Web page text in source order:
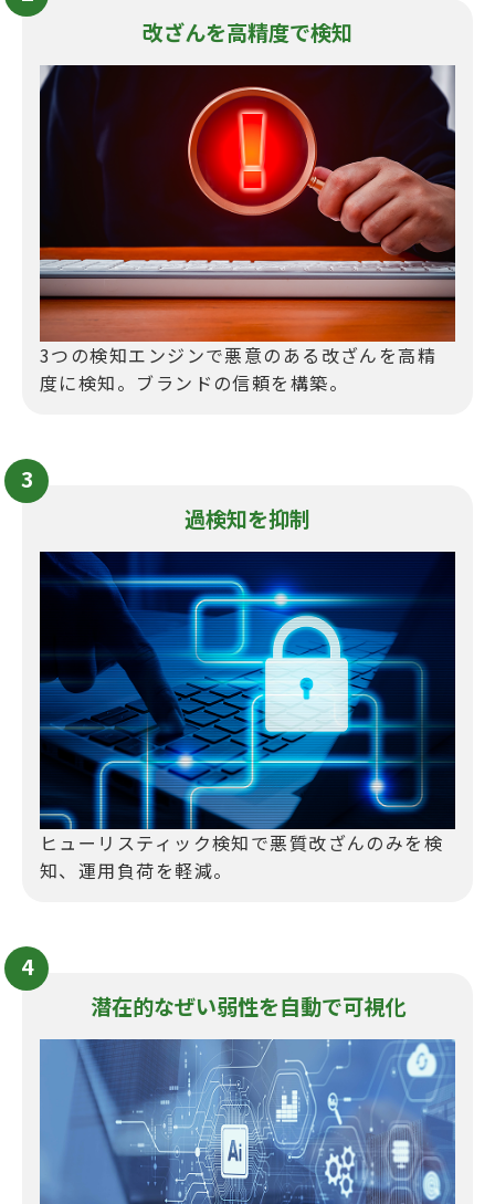
改ざんを高精度で検知
3つの検知エンジンで悪意のある改ざんを高精
度に検知。ブランドの信頼を構築。
過検知を抑制
ヒューリスティック検知で悪質改ざんのみを検
知、運用負荷を軽減。
潜在的なぜい弱性を自動で可視化